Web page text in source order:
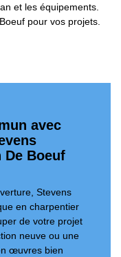
et les équipements.
pour vos projets.
avec
De Boeuf
Stevens
en charpentier
de votre projet
neuve ou une
œuvres bien